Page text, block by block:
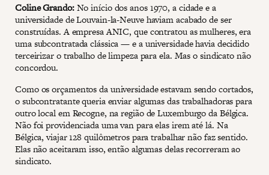
Coline Grando:No início dos anos 1970, a cidade e a
universidade de Louvain-la-Neuve haviam acabado de ser
construídas. A empresa ANIC, que contratou as mulheres, era
uma subcontratada clássica — e a universidade havia decidido
terceirizar o trabalho de limpeza para ela. Mas o sindicato não
concordou.
Como os orçamentos da universidade estavam sendo cortados,
o subcontratante queria enviar algumas das trabalhadoras para
outro local em Recogne, na região de Luxemburgo da Bélgica.
Não foi providenciada uma van para elas irem até lá. Na
Bélgica, viajar 128 quilômetros para trabalhar não faz sentido.
Elas não aceitaram isso, então algumas delas recorreram ao
sindicato.